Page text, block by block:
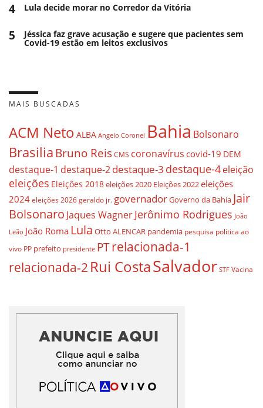
4 Lula decide morar no Corredor da Vitória
5 Jéssica faz grave acusação e sugere que pacientes sem
Covid-19 estão em leitos exclusivos
MAIS BUSCADAS
ACM Neto ALBA Angelo Coronel Bahia Bolsonaro
BrasiliaBruno ReisCMS coronavírus covid-19 DEM
destaque-1 destaque-2destaque-3 destaque-4eleição
eleições Eleições 2018eleições 2020 Eleições 2022eleições
2024 eleições 2026 geraldo jr. governadorGoverno da Bahia Jair
Bolsonaro Jaques WagnerJerônimo Rodrigues João
Leão João Roma Lula Otto ALENCAR pandemia pesquisa política ao
vivo PP prefeito presidente PTrelacionada-1
relacionada-2 Rui CostaSalvador STF Vacina